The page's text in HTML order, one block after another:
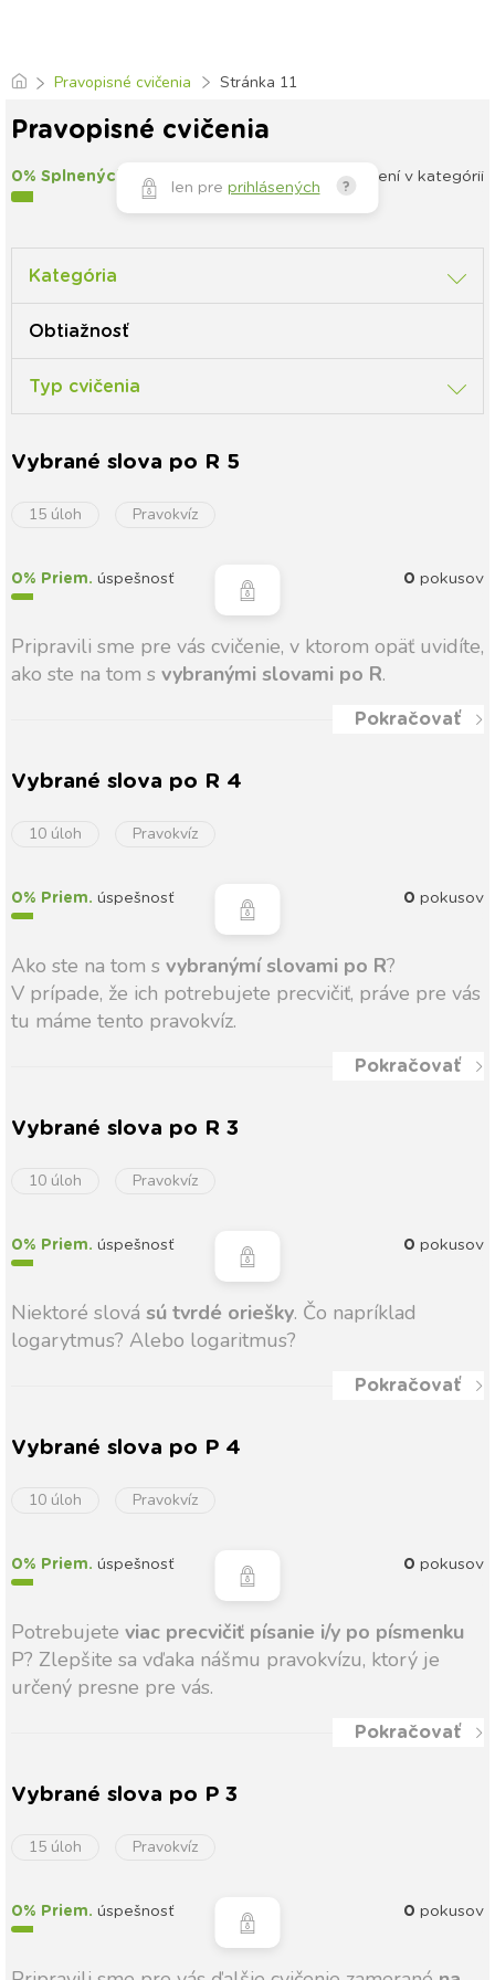
Pravopisné cvičenia Stránka 11
Pravopisné cvičenia
0% Splnených 135cvičení v kategórii
len pre prihlásených ?
Kategória
Obtiažnosť
Typ cvičenia
Vybrané slova po R 5
15 úloh Pravokvíz
0% Priem. úspešnosť 0 pokusov
Pripravili sme pre vás cvičenie, v ktorom opäť uvidíte,
ako ste na tom s vybranými slovami po R.
Pokračovať
Vybrané slova po R 4
10 úloh Pravokvíz
0% Priem. úspešnosť 0 pokusov
Ako ste na tom s vybranýmí slovami po R?
V prípade, že ich potrebujete precvičiť, práve pre vás
tu máme tento pravokvíz.
Pokračovať
Vybrané slova po R 3
10 úloh Pravokvíz
0% Priem. úspešnosť 0 pokusov
Niektoré slová sú tvrdé oriešky. Čo napríklad
logarytmus? Alebo logaritmus?
Pokračovať
Vybrané slova po P 4
10 úloh Pravokvíz
0% Priem. úspešnosť 0 pokusov
Potrebujete viac precvičiť písanie i/y po písmenku
P? Zlepšite sa vďaka nášmu pravokvízu, ktorý je
určený presne pre vás.
Pokračovať
Vybrané slova po P 3
15 úloh Pravokvíz
0% Priem. úspešnosť 0 pokusov